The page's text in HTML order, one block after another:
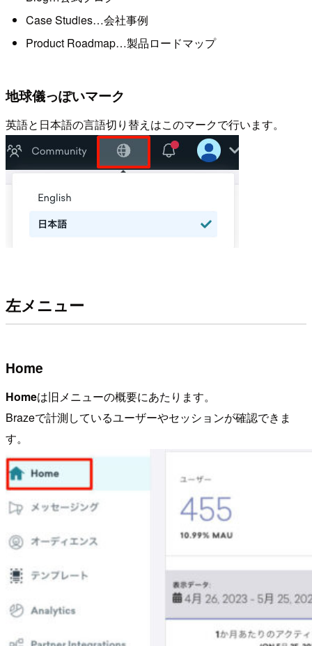
Case Studies…会社事例
Product Roadmap…製品ロードマップ
地球儀っぽいマーク
英語と日本語の言語切り替えはこのマークで行います。
左メニュー
Home
Homeは旧メニューの概要にあたります。
Brazeで計測しているユーザーやセッションが確認できま
す。